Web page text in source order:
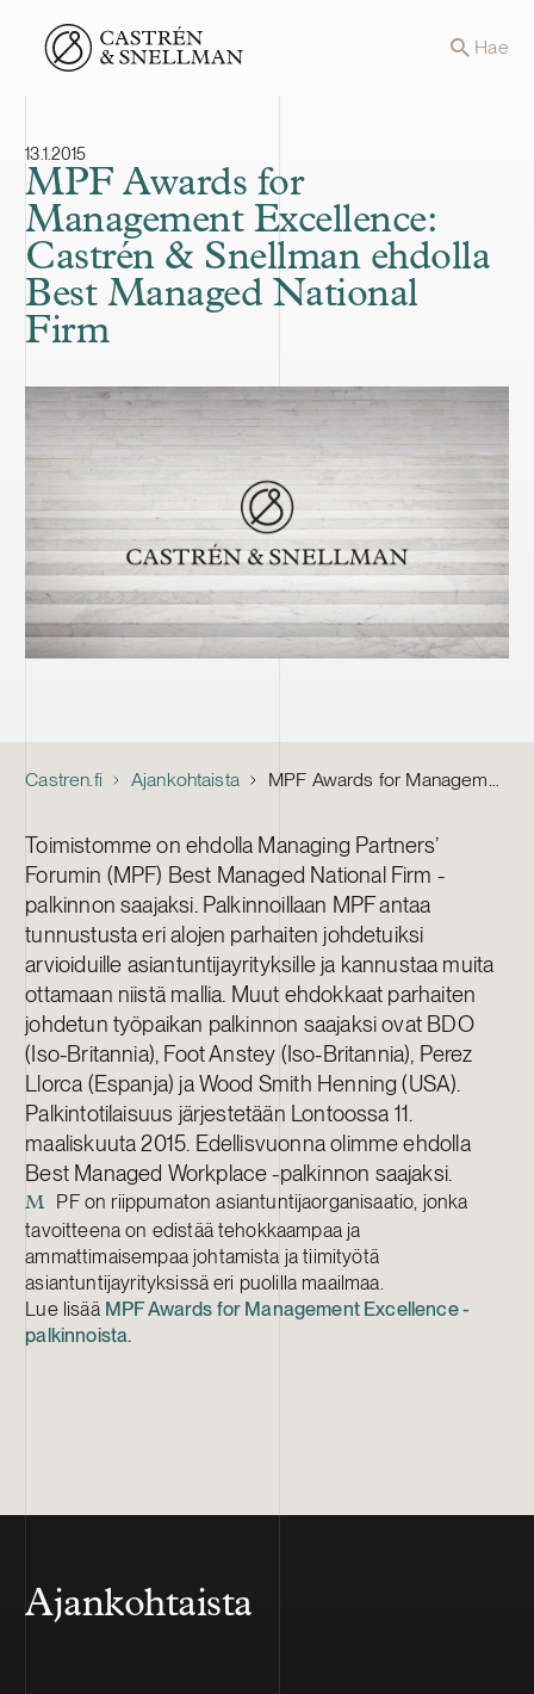
Front page Hae
13.1.2015
MPF Awards for
Management Excellence:
Castrén & Snellman ehdolla
Best Managed National
Firm
Castren.fi Ajankohtaista MPF Awards for Management Excellence: Castrén & Snellman ehdolla Best Managed National Firm
Toimistomme on ehdolla Managing Partners’
Forumin (MPF) Best Managed National Firm -
palkinnon saajaksi. Palkinnoillaan MPF antaa
tunnustusta eri alojen parhaiten johdetuiksi
arvioiduille asiantuntijayrityksille ja kannustaa muita
ottamaan niistä mallia. Muut ehdokkaat parhaiten
johdetun työpaikan palkinnon saajaksi ovat BDO
(Iso-Britannia), Foot Anstey (Iso-Britannia), Perez
Llorca (Espanja) ja Wood Smith Henning (USA).
Palkintotilaisuus järjestetään Lontoossa 11.
maaliskuuta 2015. Edellisvuonna olimme ehdolla
Best Managed Workplace -palkinnon saajaksi.
M
PF on riippumaton asiantuntijaorganisaatio, jonka
tavoitteena on edistää tehokkaampaa ja
ammattimaisempaa johtamista ja tiimityötä
asiantuntijayrityksissä eri puolilla maailmaa.
Lue lisää MPF Awards for Management Excellence -
palkinnoista.
Ajankohtaista